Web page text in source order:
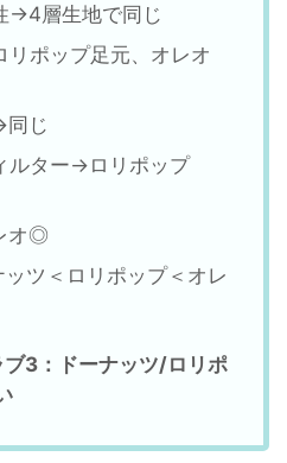
→4層生地で同じ
ポップ足元、オレオ
同じ
ルター→ロリポップ
オ◎
ツ＜ロリポップ＜オレ
ブ3：ドーナッツ/ロリポ